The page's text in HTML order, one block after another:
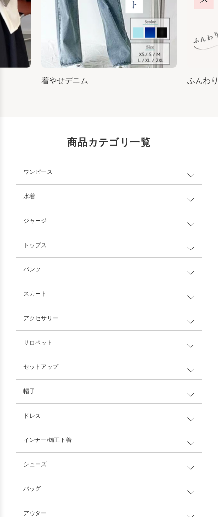
着やせデニム ふんわ
商品カテゴリ一覧
ワンピース
水着
ジャージ
トップス
パンツ
スカート
アクセサリー
サロペット
セットアップ
帽子
ドレス
インナー/矯正下着
シューズ
バッグ
アウター